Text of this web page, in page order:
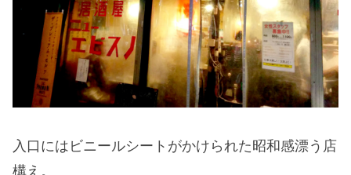
入口にはビニールシートがかけられた昭和感漂う店
構え。